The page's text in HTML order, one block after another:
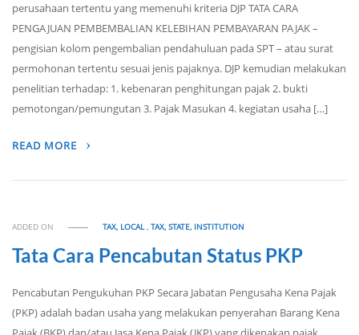
perusahaan tertentu yang memenuhi kriteria DJP TATA CARA
PENGAJUAN PEMBEMBALIAN KELEBIHAN PEMBAYARAN PAJAK –
pengisian kolom pengembalian pendahuluan pada SPT – atau surat
permohonan tertentu sesuai jenis pajaknya. DJP kemudian melakukan
penelitian terhadap: 1. kebenaran penghitungan pajak 2. bukti
pemotongan/pemungutan 3. Pajak Masukan 4. kegiatan usaha […]
READ MORE
ADDED ON TAX, LOCAL,TAX, STATE, INSTITUTION
Tata Cara Pencabutan Status PKP
Pencabutan Pengukuhan PKP Secara Jabatan Pengusaha Kena Pajak
(PKP) adalah badan usaha yang melakukan penyerahan Barang Kena